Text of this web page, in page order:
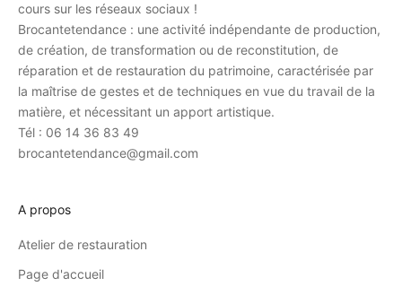
cours sur les réseaux sociaux !
Brocantetendance : une activité indépendante de production,
de création, de transformation ou de reconstitution, de
réparation et de restauration du patrimoine, caractérisée par
la maîtrise de gestes et de techniques en vue du travail de la
matière, et nécessitant un apport artistique.
Tél : 06 14 36 83 49
brocantetendance@gmail.com
A propos
Atelier de restauration
Page d'accueil